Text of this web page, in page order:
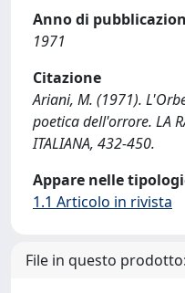
Anno di
1971
Citazione
Ariani, M. (1971).
poetica dell'orrore. LA
ITALIANA, 432-450.
Appare nelle
1.1 Articolo in rivista
File in questo prodotto: